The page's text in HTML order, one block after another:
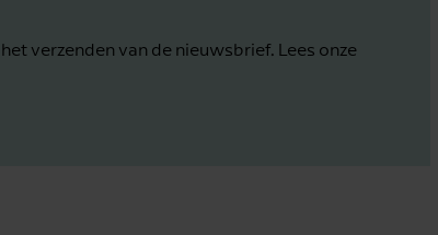
verzenden van de nieuwsbrief. Lees onze